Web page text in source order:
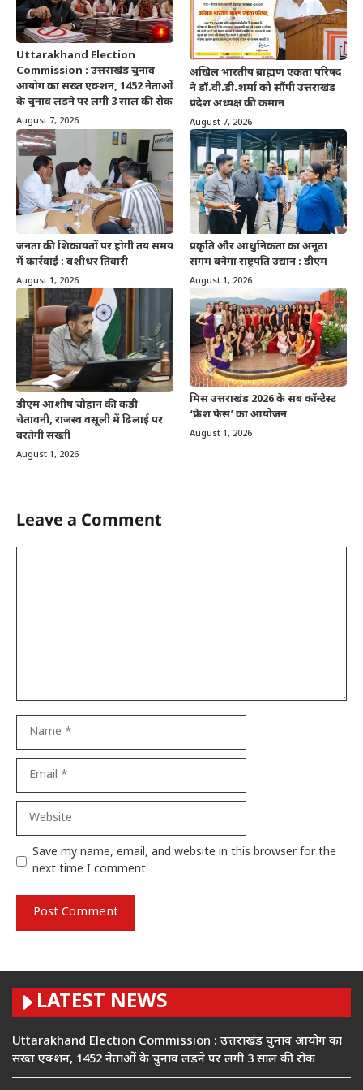
Uttarakhand Election
Commission : उत्तराखंड चुनाव
आयोग का सख्त एक्शन, 1452 नेताओं
के चुनाव लड़ने पर लगी 3 साल की रोक
August 7, 2026
अखिल भारतीय ब्राह्मण एकता परिषद
ने डॉ.वी.डी.शर्मा को सौंपी उत्तराखंड
प्रदेश अध्यक्ष की कमान
August 7, 2026
जनता की शिकायतों पर होगी तय समय
में कार्रवाई : बंशीधर तिवारी
August 1, 2026
प्रकृति और आधुनिकता का अनूठा
संगम बनेगा राष्ट्रपति उद्यान : डीएम
August 1, 2026
डीएम आशीष चौहान की कड़ी
चेतावनी, राजस्व वसूली में ढिलाई पर
बरतेगी सख्ती
August 1, 2026
मिस उत्तराखंड 2026 के सब कॉन्टेस्ट
‘फ्रेश फेस’ का आयोजन
August 1, 2026
Leave a Comment
Website
Save my name, email, and website in this browser for the
next time I comment.
LATEST NEWS
Uttarakhand Election Commission : उत्तराखंड चुनाव आयोग का
सख्त एक्शन, 1452 नेताओं के चुनाव लड़ने पर लगी 3 साल की रोक